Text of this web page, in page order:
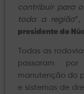
contribuir para
toda a região”,
presidente do
Todas as
passaram
manutenção do
e sistemas de